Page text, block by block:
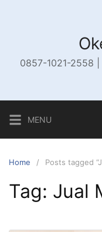
0857-1021-2558 |
MENU
Home Posts tagged
Tag: Jual